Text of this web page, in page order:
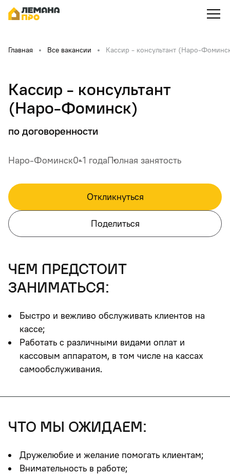
Главная Все вакансии Кассир - консультант (Наро-
Кассир - консультант
(Наро-Фоминск)
по договоренности
Наро-Фоминск0-1 годаПолная занятость
Откликнуться
Поделиться
чем предстоит
заниматься:
Быстро и вежливо обслуживать клиентов на
кассе;
Работать с различными видами оплат и
кассовым аппаратом, в том числе на кассах
самообслуживания.
что мы ожидаем:
Дружелюбие и желание помогать клиентам;
Внимательность в работе;